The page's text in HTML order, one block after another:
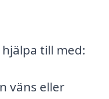
till med:
väns eller